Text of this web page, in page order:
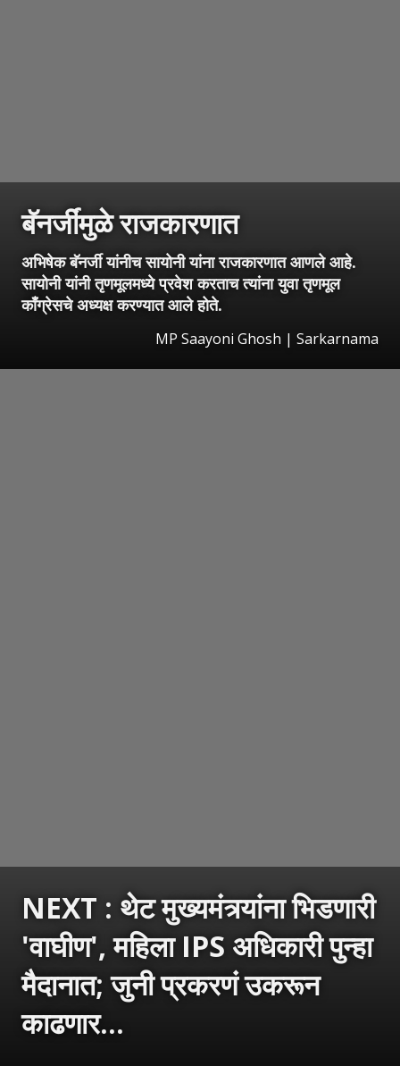
बॅनर्जींमुळे राजकारणात
अभिषेक बॅनर्जी यांनीच सायोनी यांना राजकारणात आणले आहे.
सायोनी यांनी तृणमूलमध्ये प्रवेश करताच त्यांना युवा तृणमूल
काँग्रेसचे अध्यक्ष करण्यात आले होते.
MP Saayoni Ghosh | Sarkarnama
NEXT : थेट मुख्यमंत्र्यांना भिडणारी
'वाघीण', महिला IPS अधिकारी पुन्हा
मैदानात; जुनी प्रकरणं उकरून
काढणार...